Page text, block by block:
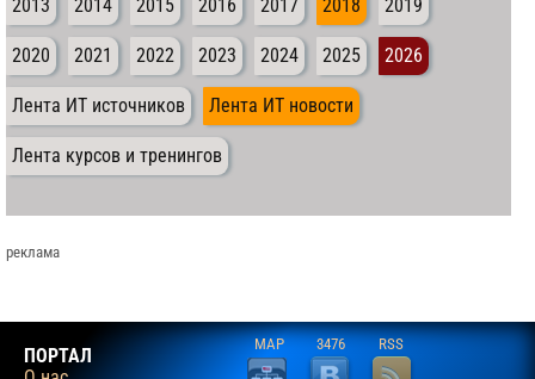
2013 2014 2015 2016 2017 2018 2019
2020 2021 2022 2023 2024 2025 2026
Лента ИТ источников Лента ИТ новости
Лента курсов и тренингов
реклама
ПОРТАЛ
MAP 3476 RSS